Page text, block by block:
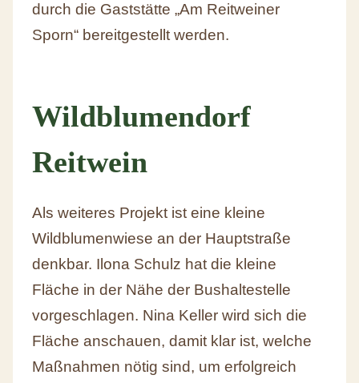
durch die Gaststätte „Am Reitweiner
Sporn“ bereitgestellt werden.
Wildblumendorf
Reitwein
Als weiteres Projekt ist eine kleine
Wildblumenwiese an der Hauptstraße
denkbar. Ilona Schulz hat die kleine
Fläche in der Nähe der Bushaltestelle
vorgeschlagen. Nina Keller wird sich die
Fläche anschauen, damit klar ist, welche
Maßnahmen nötig sind, um erfolgreich